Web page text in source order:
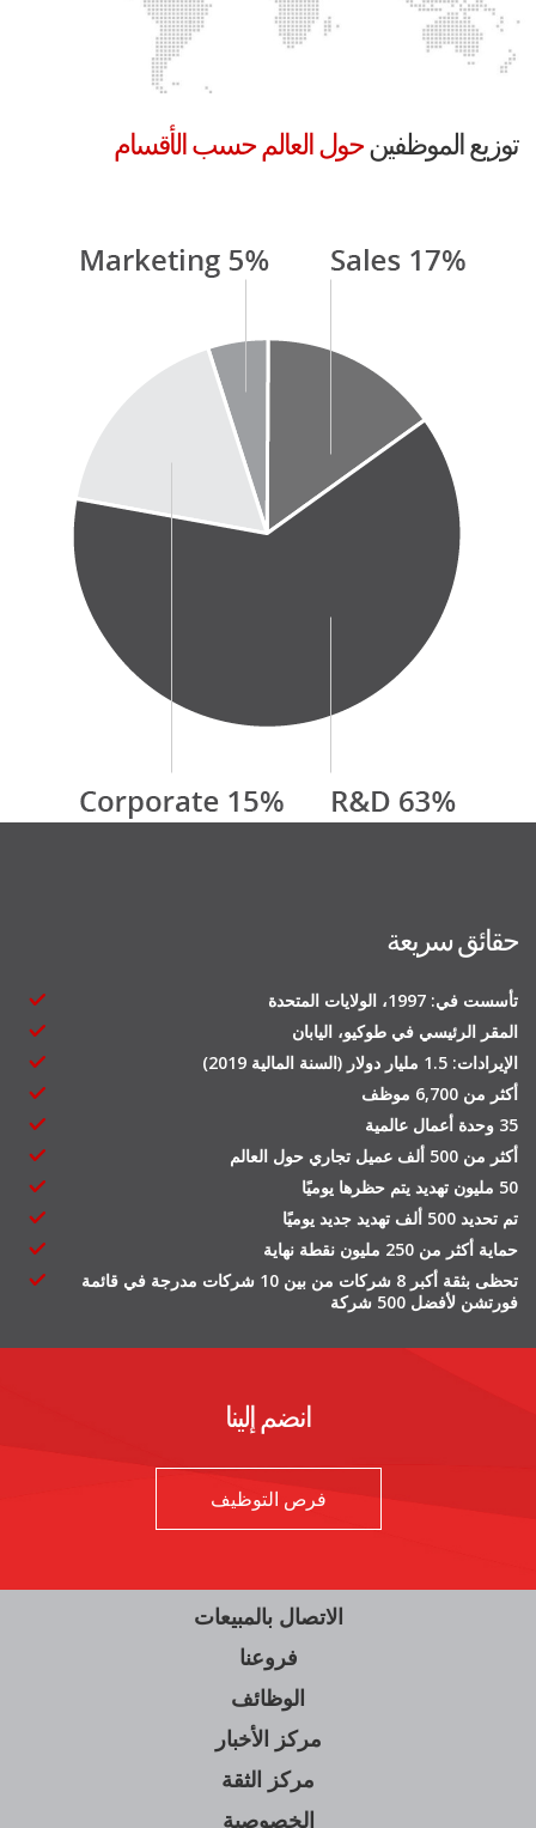
توزيع الموظفينحول العالم حسب الأقسام
حقائق سريعة
تأسست في: 1997، الولايات المتحدة
المقر الرئيسي في طوكيو، اليابان
الإيرادات: 1.5 مليار دولار (السنة المالية 2019)
أكثر من 6,700 موظف
35 وحدة أعمال عالمية
أكثر من 500 ألف عميل تجاري حول العالم
50 مليون تهديد يتم حظرها يوميًا
تم تحديد 500 ألف تهديد جديد يوميًا
حماية أكثر من 250 مليون نقطة نهاية
تحظى بثقة أكبر 8 شركات من بين 10 شركات مدرجة في قائمة
فورتشن لأفضل 500 شركة
انضم إلينا
فرص التوظيف
الاتصال بالمبيعات
فروعنا
الوظائف
مركز الأخبار
مركز الثقة
الخصوصية